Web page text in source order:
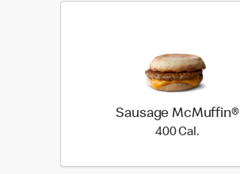
Sausage McMuffin®
400 Cal.400 Cal.